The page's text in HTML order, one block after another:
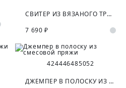
СВИТЕР ИЗ ВЯЗАНОГО ТРИКОТАЖА С ВОРОТНИКОМ СТОЙКОЙ
7 690 ₽
424446485052
ДЖЕМПЕР В ПОЛОСКУ ИЗ СМЕСОВОЙ ПРЯЖИ